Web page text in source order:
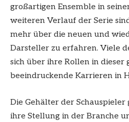
großartigen Ensemble in
weiteren Verlauf der Serie
mehr über die neuen und
Darsteller zu erfahren. Viele
sich über ihre Rollen in dieser
beeindruckende Karrieren in
Die Gehälter der
ihre Stellung in der Branche